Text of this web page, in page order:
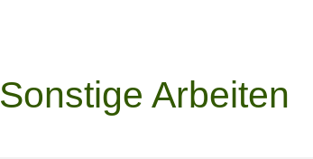
Sonstige Arbeiten